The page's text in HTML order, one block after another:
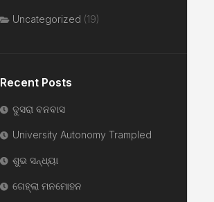
Uncategorized (19)
Recent Posts
ଦୁସରା ବନବାସ
University Autonomy Trampled
ଶୁଭ ସନ୍ଧ୍ୟା
ଗେହ୍ଲା ମନମୋହନ